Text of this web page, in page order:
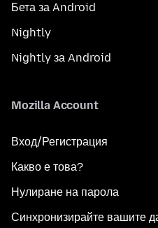
Бета за Android
Nightly
Nightly за Android
Mozilla Account
Вход/Регистрация
Какво е това?
Нулиране на парола
Синхронизирайте вашите